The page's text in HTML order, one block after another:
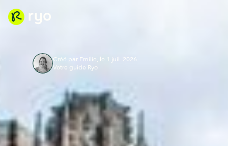
Créé par Emilie, le 1 juil. 2026
Votre guide Ryo